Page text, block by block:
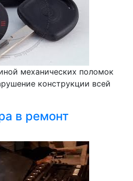
механических поломок
конструкции всей
в ремонт